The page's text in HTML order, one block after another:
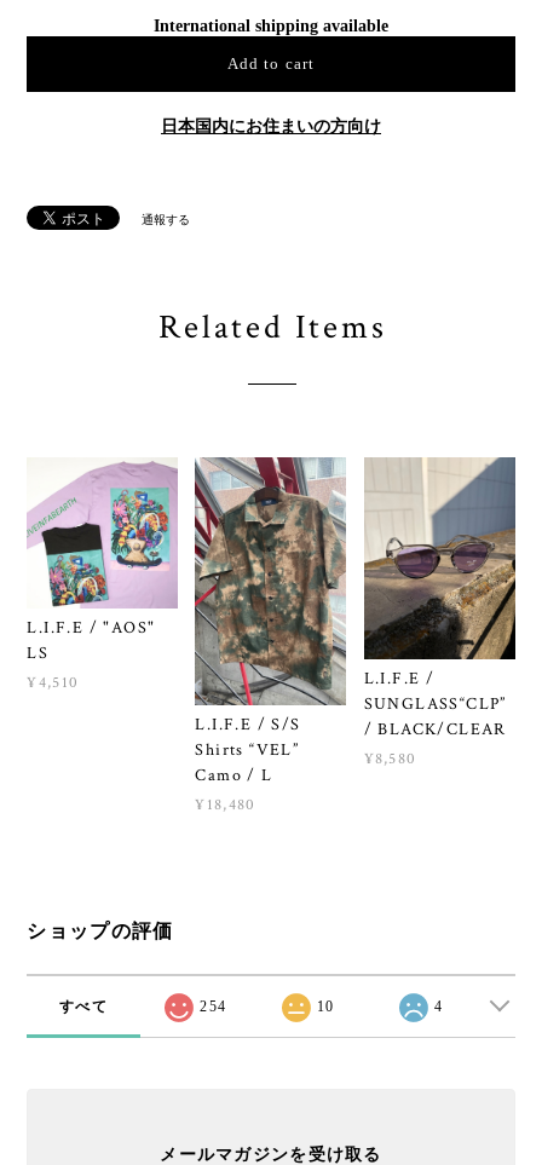
International shipping available
Add to cart
日本国内にお住まいの方向け
通報する
Related Items
L.I.F.E / "AOS"
LS
¥4,510
L.I.F.E / S/S
Shirts “VEL”
Camo / L
¥18,480
L.I.F.E /
SUNGLASS“CLP”
/ BLACK/CLEAR
¥8,580
ショップの評価
すべて 254 10 4
メールマガジンを受け取る